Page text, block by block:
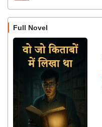
Full Novel